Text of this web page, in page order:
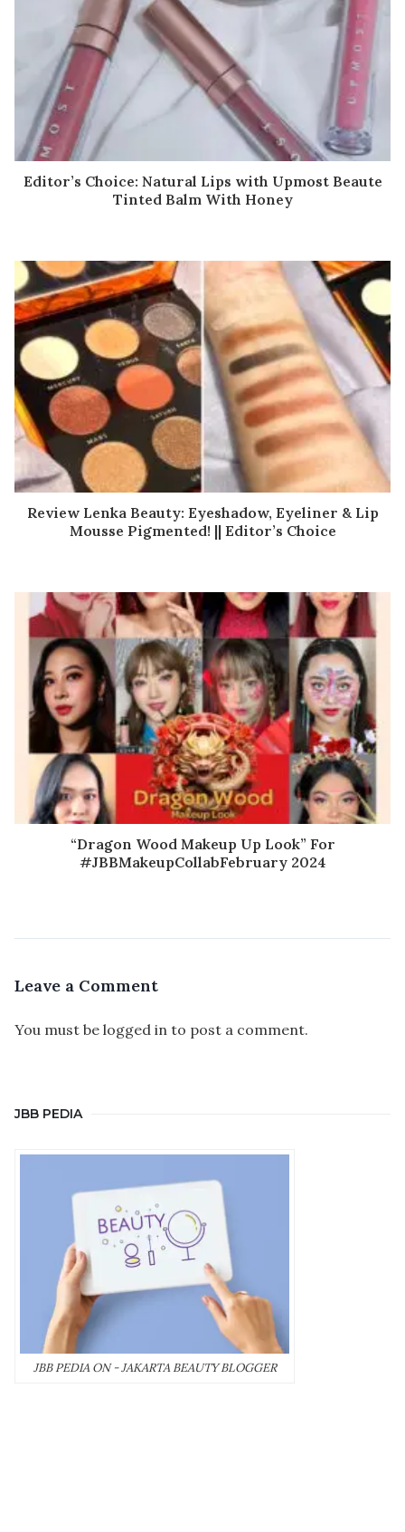
Editor’s Choice: Natural Lips with Upmost Beaute
Tinted Balm With Honey
Review Lenka Beauty: Eyeshadow, Eyeliner & Lip
Mousse Pigmented! || Editor’s Choice
“Dragon Wood Makeup Up Look” For
#JBBMakeupCollabFebruary 2024
Leave a Comment
You must be logged in to post a comment.
JBB PEDIA
JBB PEDIA ON - JAKARTA BEAUTY BLOGGER